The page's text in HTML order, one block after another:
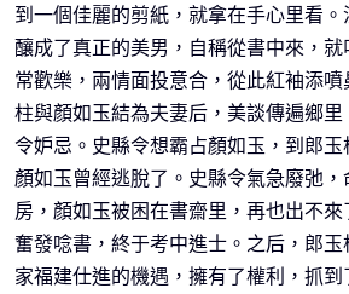
到一個佳麗的剪紙，就拿在手心里看。
釀成了真正的美男，自稱從書中來，
常歡樂，兩情面投意合，從此紅袖添
柱與顏如玉結為夫妻后，美談傳遍鄉
令妒忌。史縣令想霸占顏如玉，到郎玉
顏如玉曾經逃脫了。史縣令氣急廢弛
房，顏如玉被困在書齋里，再也出不來
奮發唸書，終于考中進士。之后，郎
家福建仕進的機遇，擁有了權利，抓到